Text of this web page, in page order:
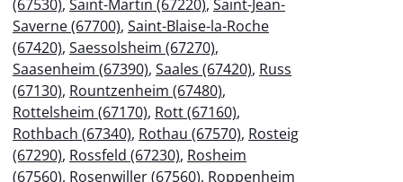
(67530), Saint-Martin (67220), Saint-Jean-
Saverne (67700), Saint-Blaise-la-Roche
(67420), Saessolsheim (67270),
Saasenheim (67390), Saales (67420), Russ
(67130), Rountzenheim (67480),
Rottelsheim (67170), Rott (67160),
Rothbach (67340), Rothau (67570), Rosteig
(67290), Rossfeld (67230), Rosheim
(67560), Rosenwiller (67560), Roppenheim